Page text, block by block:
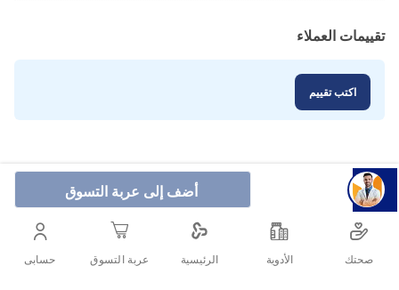
أضف إلى عربة التسوق
تقييمات العملاء
اكتب تقييم
صحتك الأدوية الرئيسية عربة التسوق حسابى